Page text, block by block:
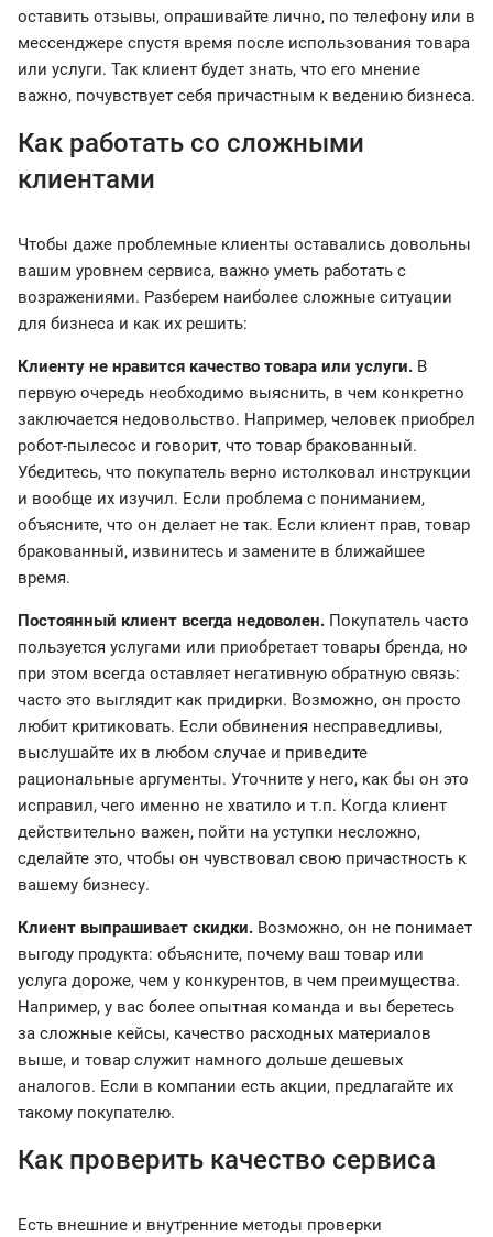
оставить отзывы, опрашивайте лично, по телефону или в
мессенджере спустя время после использования товара
или услуги. Так клиент будет знать, что его мнение
важно, почувствует себя причастным к ведению бизнеса.
Как работать со сложными
клиентами
Чтобы даже проблемные клиенты оставались довольны
вашим уровнем сервиса, важно уметь работать с
возражениями. Разберем наиболее сложные ситуации
для бизнеса и как их решить:
Клиенту не нравится качество товара или услуги. В
первую очередь необходимо выяснить, в чем конкретно
заключается недовольство. Например, человек приобрел
робот-пылесос и говорит, что товар бракованный.
Убедитесь, что покупатель верно истолковал инструкции
и вообще их изучил. Если проблема с пониманием,
объясните, что он делает не так. Если клиент прав, товар
бракованный, извинитесь и замените в ближайшее
время.
Постоянный клиент всегда недоволен. Покупатель часто
пользуется услугами или приобретает товары бренда, но
при этом всегда оставляет негативную обратную связь:
часто это выглядит как придирки. Возможно, он просто
любит критиковать. Если обвинения несправедливы,
выслушайте их в любом случае и приведите
рациональные аргументы. Уточните у него, как бы он это
исправил, чего именно не хватило и т.п. Когда клиент
действительно важен, пойти на уступки несложно,
сделайте это, чтобы он чувствовал свою причастность к
вашему бизнесу.
Клиент выпрашивает скидки. Возможно, он не понимает
выгоду продукта: объясните, почему ваш товар или
услуга дороже, чем у конкурентов, в чем преимущества.
Например, у вас более опытная команда и вы беретесь
за сложные кейсы, качество расходных материалов
выше, и товар служит намного дольше дешевых
аналогов. Если в компании есть акции, предлагайте их
такому покупателю.
Как проверить качество сервиса
Есть внешние и внутренние методы проверки